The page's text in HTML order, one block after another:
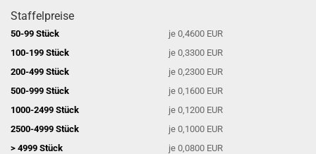
Staffelpreise
50-99 Stück
je 0,4600 EUR
100-199 Stück
je 0,3300 EUR
200-499 Stück
je 0,2300 EUR
500-999 Stück
je 0,1600 EUR
1000-2499 Stück
je 0,1200 EUR
2500-4999 Stück
je 0,1000 EUR
> 4999 Stück
je 0,0800 EUR